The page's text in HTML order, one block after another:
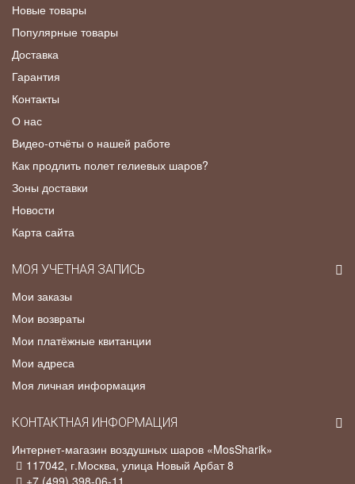
Новые товары
Популярные товары
Доставка
Гарантия
Контакты
О нас
Видео-отчёты о нашей работе
Как продлить полет гелиевых шаров?
Зоны доставки
Новости
Карта сайта
МОЯ УЧЕТНАЯ ЗАПИСЬ
Мои заказы
Мои возвраты
Мои платёжные квитанции
Мои адреса
Моя личная информация
КОНТАКТНАЯ ИНФОРМАЦИЯ
Интернет-магазин воздушных шаров «MosSharik»
117042, г.Москва, улица Новый Арбат 8
+7 (499) 398-06-11